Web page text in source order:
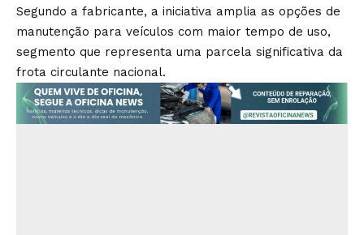
Segundo a fabricante, a iniciativa amplia as opções de
manutenção para veículos com maior tempo de uso,
segmento que representa uma parcela significativa da
frota circulante nacional.